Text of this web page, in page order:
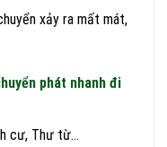
xảy ra mất mát,
phát nhanh đi
cư, Thư từ…